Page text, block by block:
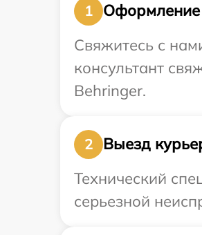
1
Оформление
Свяжитесь с
консультант
Behringer.
2
Выезд
Технический
серьезной